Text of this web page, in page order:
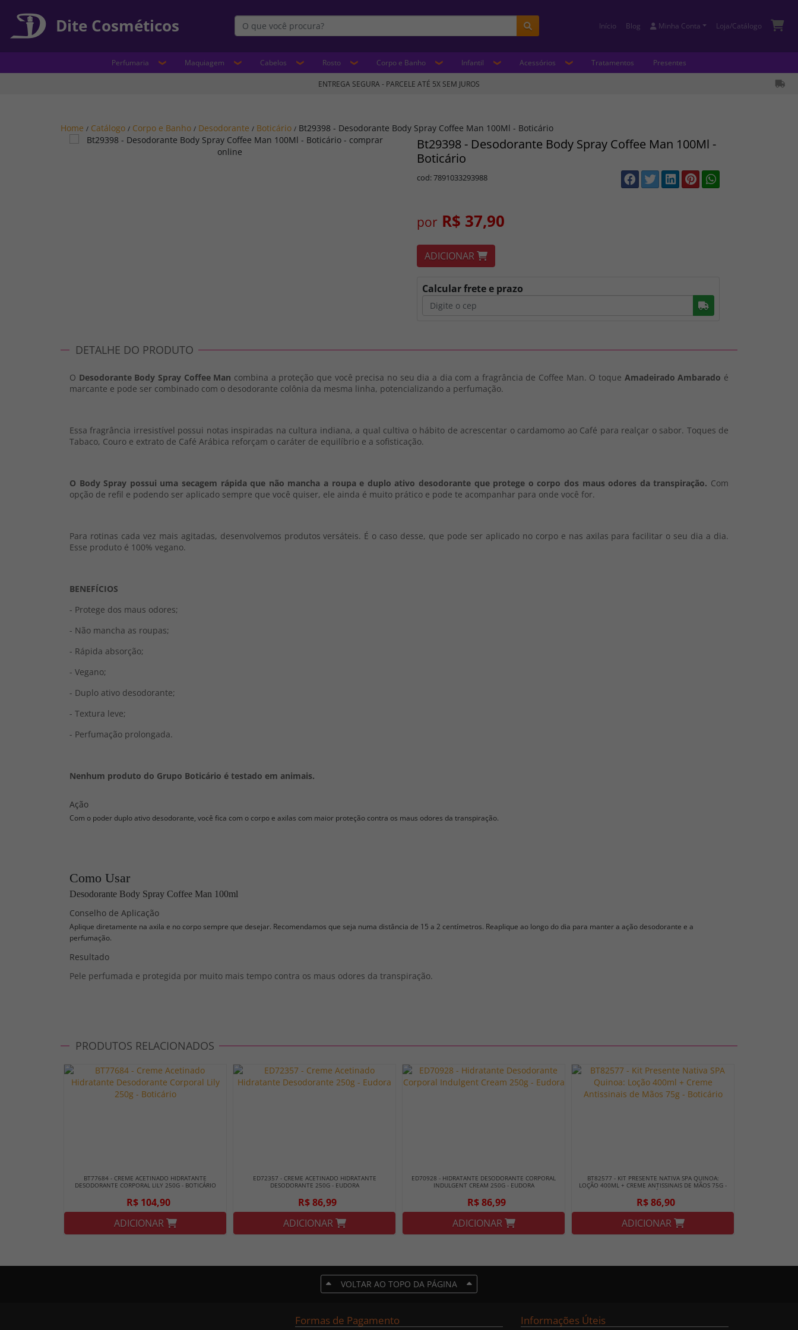
Dite Cosméticos Início Blog Minha Conta Loja/Catálogo
Perfumaria Maquiagem Cabelos Rosto Corpo e Banho Infantil Acessórios Tratamentos Presentes
ENTREGA SEGURA - PARCELE ATÉ 5X SEM JUROS
Home / Catálogo / Corpo e Banho / Desodorante / Boticário / Bt29398 - Desodorante Body Spray Coffee Man 100Ml - Boticário
Bt29398 - Desodorante Body Spray Coffee Man 100Ml -
Boticário
cod: 7891033293988
por R$ 37,90
ADICIONAR
Calcular frete e prazo
Buscar
DETALHE DO PRODUTO
O Desodorante Body Spray Coffee Man combina a proteção que você precisa no seu dia a dia com a fragrância de Coffee Man. O toque Amadeirado Ambarado é
marcante e pode ser combinado com o desodorante colônia da mesma linha, potencializando a perfumação.
Essa fragrância irresistível possui notas inspiradas na cultura indiana, a qual cultiva o hábito de acrescentar o cardamomo ao Café para realçar o sabor. Toques de
Tabaco, Couro e extrato de Café Arábica reforçam o caráter de equilíbrio e a sofisticação.
O Body Spray possui uma secagem rápida que não mancha a roupa e duplo ativo desodorante que protege o corpo dos maus odores da transpiração. Com
opção de refil e podendo ser aplicado sempre que você quiser, ele ainda é muito prático e pode te acompanhar para onde você for.
Para rotinas cada vez mais agitadas, desenvolvemos produtos versáteis. É o caso desse, que pode ser aplicado no corpo e nas axilas para facilitar o seu dia a dia.
Esse produto é 100% vegano.
BENEFÍCIOS
- Protege dos maus odores;
- Não mancha as roupas;
- Rápida absorção;
- Vegano;
- Duplo ativo desodorante;
- Textura leve;
- Perfumação prolongada.
Nenhum produto do Grupo Boticário é testado em animais.
Ação
Com o poder duplo ativo desodorante, você fica com o corpo e axilas com maior proteção contra os maus odores da transpiração.
Como Usar
Desodorante Body Spray Coffee Man 100ml
Conselho de Aplicação
Aplique diretamente na axila e no corpo sempre que desejar. Recomendamos que seja numa distância de 15 a 2 centímetros. Reaplique ao longo do dia para manter a ação desodorante e a
perfumação.
Resultado
Pele perfumada e protegida por muito mais tempo contra os maus odores da transpiração.
PRODUTOS RELACIONADOS
BT77684 - CREME ACETINADO HIDRATANTE
DESODORANTE CORPORAL LILY 250G - BOTICÁRIO
R$ 104,90
ADICIONAR
ED72357 - CREME ACETINADO HIDRATANTE
DESODORANTE 250G - EUDORA
R$ 86,99
ADICIONAR
ED70928 - HIDRATANTE DESODORANTE CORPORAL
INDULGENT CREAM 250G - EUDORA
R$ 86,99
ADICIONAR
BT82577 - KIT PRESENTE NATIVA SPA QUINOA:
LOÇÃO 400ML + CREME ANTISSINAIS DE MÃOS 75G -
BOTICÁRIO
R$ 86,90
ADICIONAR
VOLTAR AO TOPO DA PÁGINA
Formas de Pagamento Informações Úteis